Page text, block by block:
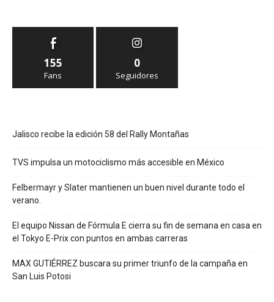
155
Fans
0
Seguidores
Jalisco recibe la edición 58 del Rally Montañas
TVS impulsa un motociclismo más accesible en México
Felbermayr y Slater mantienen un buen nivel durante todo el
verano.
El equipo Nissan de Fórmula E cierra su fin de semana en casa en
el Tokyo E-Prix con puntos en ambas carreras
MAX GUTIÉRREZ buscara su primer triunfo de la campaña en
San Luis Potosi